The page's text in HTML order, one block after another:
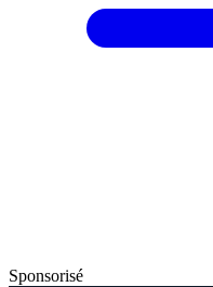
Sponsorisé